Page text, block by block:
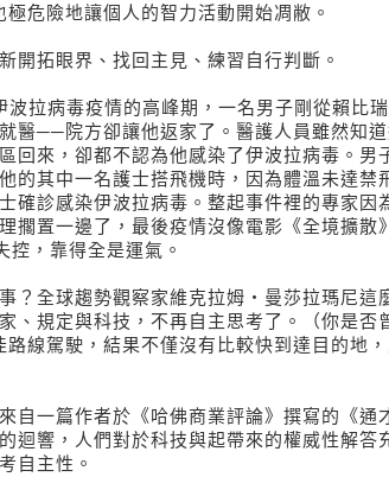
危險地讓個人的智力活動開始凋敝。
拓眼界、找回主見、練習自行判斷。
病毒疫情的高峰期，一名男子剛從賴比
醫──院方卻讓他返家了。醫護人員雖然知
回來，卻都不認為他感染了伊波拉病毒。男
的其中一名護士搭飛機時，因為體溫未達禁
確診感染伊波拉病毒。整起事件裡的專家因
擱置一邊了，最後疫情沒像電影《全境擴散》
控，靠得全是運氣。
全球趨勢觀察家維克拉姆‧曼莎拉瑪尼這
、規定與科技，不再自主思考了。（你是否
線駕駛，結果不僅沒有比較快到達目的地，
一篇作者於《哈佛商業評論》撰寫的《通
迴響，人們對於科技與起帶來的權威性解答
自主性。